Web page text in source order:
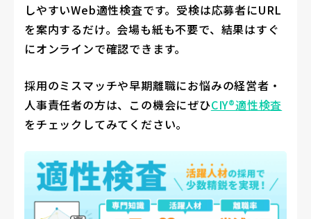
しやすいWeb適性検査です。受検は応募者にURL
を案内するだけ。会場も紙も不要で、結果はすぐ
にオンラインで確認できます。
採用のミスマッチや早期離職にお悩みの経営者・
人事責任者の方は、この機会にぜひCIY®適性検査
をチェックしてみてください。